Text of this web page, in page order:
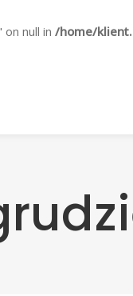
null in /home/